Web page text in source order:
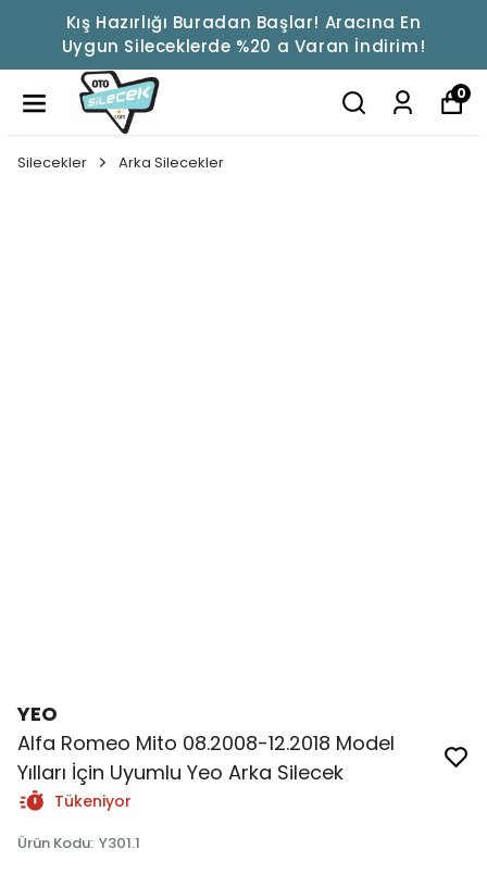
Kış Hazırlığı Buradan Başlar! Aracına En
Uygun Sileceklerde %20 a Varan İndirim!
0
Silecekler Arka Silecekler
YEO
Alfa Romeo Mito 08.2008-12.2018 Model
Yılları İçin Uyumlu Yeo Arka Silecek
Tükeniyor
Ürün Kodu: Y301.1